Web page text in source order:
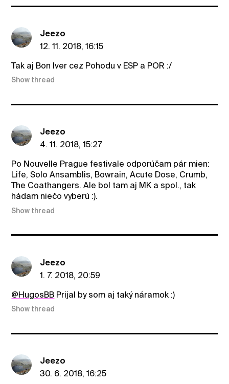
Jeezo
12. 11. 2018, 16:15
Tak aj Bon Iver cez Pohodu v ESP a POR :/
Show thread
Jeezo
4. 11. 2018, 15:27
Po Nouvelle Prague festivale odporúčam pár mien:
Life, Solo Ansamblis, Bowrain, Acute Dose, Crumb,
The Coathangers. Ale bol tam aj MK a spol., tak
hádam niečo vyberú :).
Show thread
Jeezo
1. 7. 2018, 20:59
@HugosBB Prijal by som aj taký náramok :)
Show thread
Jeezo
30. 6. 2018, 16:25